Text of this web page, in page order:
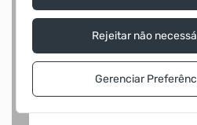
Rejeitar não
Gerenciar